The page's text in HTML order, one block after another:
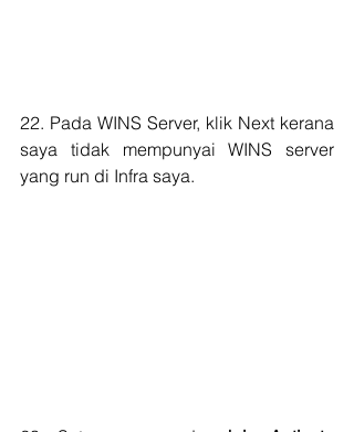
22. Pada WINS Server, klik Next kerana
saya tidak mempunyai WINS server
yang run di Infra saya.